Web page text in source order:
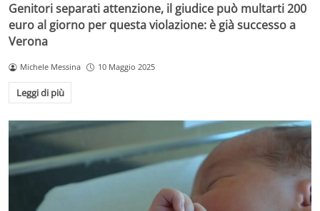
Genitori separati attenzione, il giudice può multarti 200
euro al giorno per questa violazione: è già successo a
Verona
Michele Messina 10 Maggio 2025
Leggi di più